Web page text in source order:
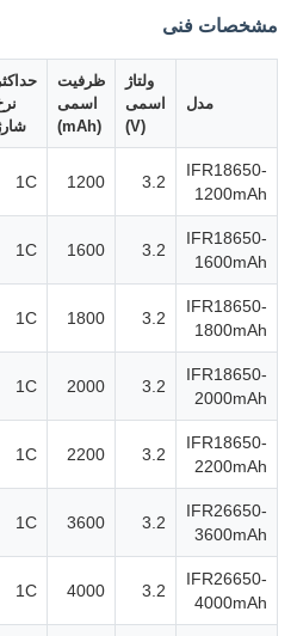
مشخصات فنی
مدل
ولتاژ
اسمی
ظرفیت
اسمی
حداکثر
نرخ
شارژ
IFR18650-
1200mAh
3.2
1200
1C
IFR18650-
1600mAh
3.2
1600
1C
IFR18650-
1800mAh
3.2
1800
1C
IFR18650-
2000mAh
3.2
2000
1C
IFR18650-
2200mAh
3.2
2200
1C
IFR26650-
3600mAh
3.2
3600
1C
IFR26650-
4000mAh
3.2
4000
1C